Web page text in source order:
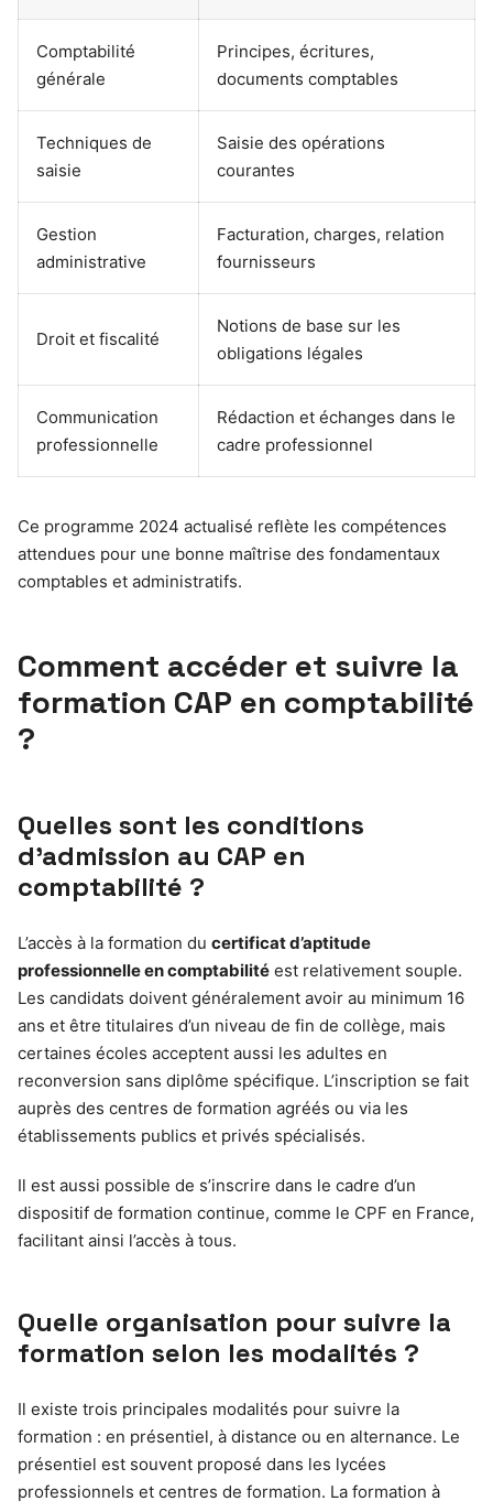
Comptabilité
générale
Principes, écritures,
documents comptables
Techniques de
saisie
Saisie des opérations
courantes
Gestion
administrative
Facturation, charges, relation
fournisseurs
Droit et fiscalité
Notions de base sur les
obligations légales
Communication
professionnelle
Rédaction et échanges dans le
cadre professionnel
Ce programme 2024 actualisé reflète les compétences
attendues pour une bonne maîtrise des fondamentaux
comptables et administratifs.
Comment accéder et suivre la
formation CAP en comptabilité
?
Quelles sont les conditions
d’admission au CAP en
comptabilité ?
L’accès à la formation du certificat d’aptitude
professionnelle en comptabilité est relativement souple.
Les candidats doivent généralement avoir au minimum 16
ans et être titulaires d’un niveau de fin de collège, mais
certaines écoles acceptent aussi les adultes en
reconversion sans diplôme spécifique. L’inscription se fait
auprès des centres de formation agréés ou via les
établissements publics et privés spécialisés.
Il est aussi possible de s’inscrire dans le cadre d’un
dispositif de formation continue, comme le CPF en France,
facilitant ainsi l’accès à tous.
Quelle organisation pour suivre la
formation selon les modalités ?
Il existe trois principales modalités pour suivre la
formation : en présentiel, à distance ou en alternance. Le
présentiel est souvent proposé dans les lycées
professionnels et centres de formation. La formation à